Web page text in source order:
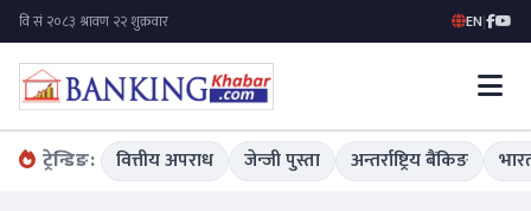
EN|
ट्रेन्डिङ: वित्तीय अपराध जेन्जी पुस्ता अन्तर्राष्ट्रिय बैंकिङ